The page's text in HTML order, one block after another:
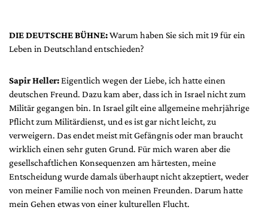
Podcast
Shop / Abo
Newsletter
Redaktion
Autor:innen
Partner
Mediadaten
Suche
DIE DEUTSCHE BÜHNE:Warum haben Sie sich mit 19 für ein
Leben in Deutschland entschieden?
Sapir Heller:Eigentlich wegen der Liebe, ich hatte einen
deutschen Freund. Dazu kam aber, dass ich in Israel nicht zum
Militär gegangen bin. In Israel gilt eine allgemeine mehrjährige
Pflicht zum Militärdienst, und es ist gar nicht leicht, zu
verweigern. Das endet meist mit Gefängnis oder man braucht
wirklich einen sehr guten Grund. Für mich waren aber die
gesellschaftlichen Konsequenzen am härtesten, meine
Entscheidung wurde damals überhaupt nicht akzeptiert, weder
von meiner Familie noch von meinen Freunden. Darum hatte
mein Gehen etwas von einer kulturellen Flucht.